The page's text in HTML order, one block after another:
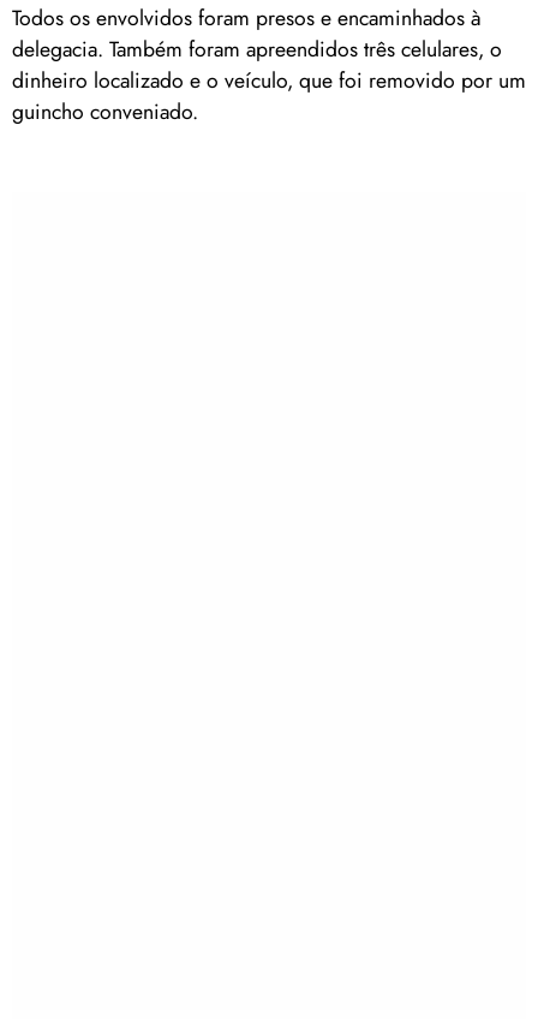
Todos os envolvidos foram presos e encaminhados à
delegacia. Também foram apreendidos três celulares, o
dinheiro localizado e o veículo, que foi removido por um
guincho conveniado.